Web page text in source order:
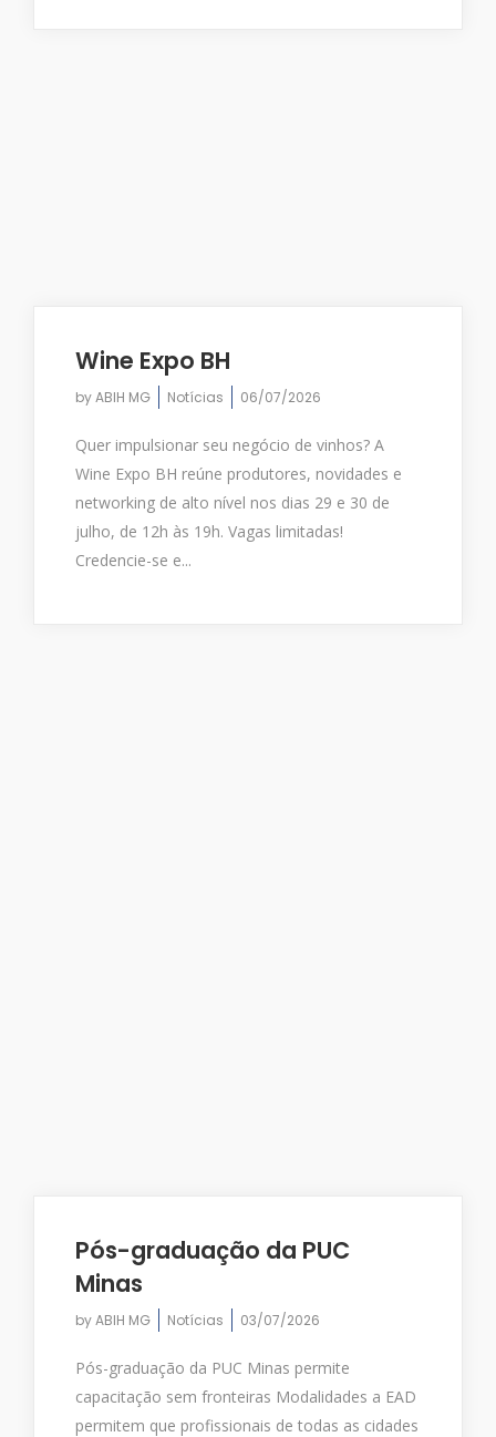
Wine Expo BH
byABIH MG Notícias 06/07/2026
Quer impulsionar seu negócio de vinhos? A
Wine Expo BH reúne produtores, novidades e
networking de alto nível nos dias 29 e 30 de
julho, de 12h às 19h. Vagas limitadas!
Credencie-se e...
Pós-graduação da PUC
Minas
byABIH MG Notícias 03/07/2026
Pós-graduação da PUC Minas permite
capacitação sem fronteiras Modalidades a EAD
permitem que profissionais de todas as cidades